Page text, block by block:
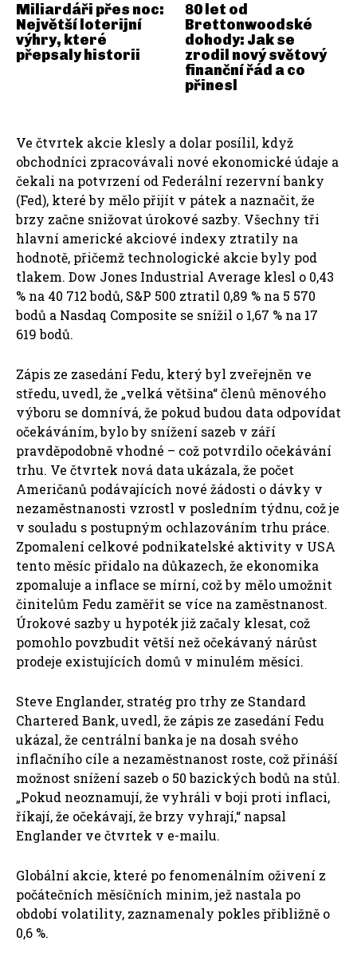
Ve čtvrtek akcie klesly a dolar posílil, když
obchodníci zpracovávali nové ekonomické údaje a
čekali na potvrzení od Federální rezervní banky
(Fed), které by mělo přijít v pátek a naznačit, že
brzy začne snižovat úrokové sazby. Všechny tři
hlavní americké akciové indexy ztratily na
hodnotě, přičemž technologické akcie byly pod
tlakem. Dow Jones Industrial Average klesl o 0,43
% na 40 712 bodů, S&P 500 ztratil 0,89 % na 5 570
bodů a Nasdaq Composite se snížil o 1,67 % na 17
619 bodů.
Zápis ze zasedání Fedu, který byl zveřejněn ve
středu, uvedl, že „velká většina“ členů měnového
výboru se domnívá, že pokud budou data odpovídat
očekáváním, bylo by snížení sazeb v září
pravděpodobně vhodné – což potvrdilo očekávání
trhu. Ve čtvrtek nová data ukázala, že počet
Američanů podávajících nové žádosti o dávky v
nezaměstnanosti vzrostl v posledním týdnu, což je
v souladu s postupným ochlazováním trhu práce.
Zpomalení celkové podnikatelské aktivity v USA
tento měsíc přidalo na důkazech, že ekonomika
zpomaluje a inflace se mírní, což by mělo umožnit
činitelům Fedu zaměřit se více na zaměstnanost.
Úrokové sazby u hypoték již začaly klesat, což
pomohlo povzbudit větší než očekávaný nárůst
prodeje existujících domů v minulém měsíci.
Steve Englander, stratég pro trhy ze Standard
Chartered Bank, uvedl, že zápis ze zasedání Fedu
ukázal, že centrální banka je na dosah svého
inflačního cíle a nezaměstnanost roste, což přináší
možnost snížení sazeb o 50 bazických bodů na stůl.
„Pokud neoznamují, že vyhráli v boji proti inflaci,
říkají, že očekávají, že brzy vyhrají,“ napsal
Englander ve čtvrtek v e-mailu.
Globální akcie, které po fenomenálním oživení z
počátečních měsíčních minim, jež nastala po
období volatility, zaznamenaly pokles přibližně o
0,6 %.
Miliardáři přes noc:
Největší loterijní
výhry, které
přepsaly historii
80 let od
Brettonwoodské
dohody: Jak se
zrodil nový světový
finanční řád a co
přinesl